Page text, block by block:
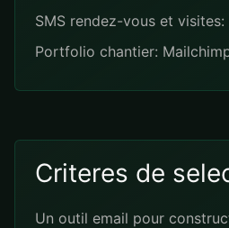
SMS rendez-vous et visites:
Portfolio chantier:
Criteres de
Un outil email pour